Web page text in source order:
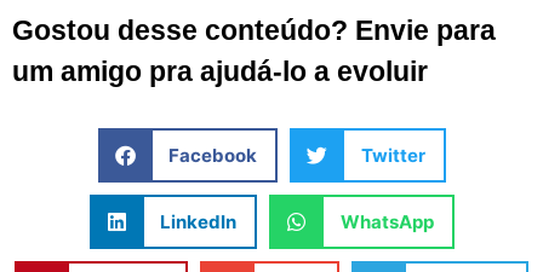
Gostou desse conteúdo? Envie para
um amigo pra ajudá-lo a evoluir
Facebook Twitter
LinkedIn WhatsApp